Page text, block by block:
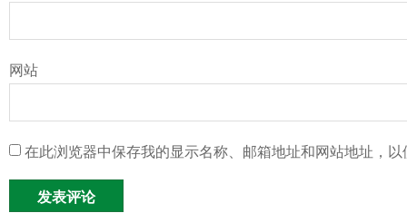
网站
在此浏览器中保存我的显示名称、邮箱地址和网站地址，以